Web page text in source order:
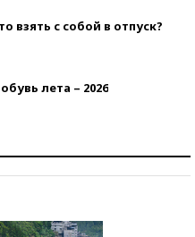
взять с собой в отпуск?
лета – 2026